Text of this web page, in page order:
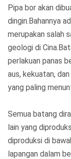
Pipa bor akan
dingin.Bahannya
merupakan salah
geologi di
perlakuan panas
aus, kekuatan,
yang paling
Semua batang
lain yang
diproduksi di
lapangan dalam